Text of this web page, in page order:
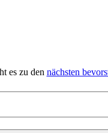
es zu den nächsten